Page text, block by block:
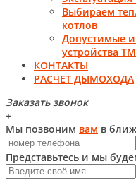
Выбираем
котлов
Допустимые
устройства
КОНТАКТЫ
РАСЧЕТ ДЫМОХОДА
Заказать звонок
+
Мы позвоним вам в
Представьтесь и мы